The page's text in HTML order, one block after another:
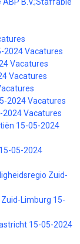
B.V.;Staffable
2024 Vacatures
Vacatures
Vacatures
2024 Vacatures
2024 Vacatures
15-05-2024
05-2024
Zuid-
Limburg 15-
15-05-2024